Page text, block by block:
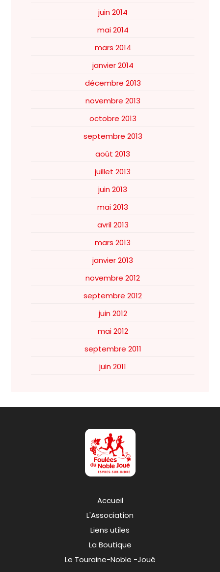
juin 2014
mai 2014
mars 2014
janvier 2014
décembre 2013
novembre 2013
octobre 2013
septembre 2013
août 2013
juillet 2013
juin 2013
mai 2013
avril 2013
mars 2013
janvier 2013
novembre 2012
septembre 2012
juin 2012
mai 2012
septembre 2011
juin 2011
Accueil
L'Association
Liens utiles
La Boutique
Le Touraine-Noble -Joué